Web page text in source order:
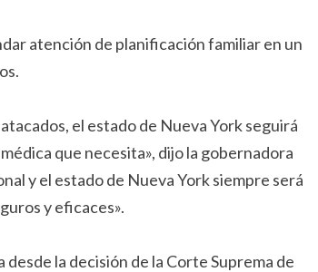
atención de planificación familiar en un
el estado de Nueva York seguirá
que necesita», dijo la gobernadora
y el estado de Nueva York siempre será
y eficaces».
la decisión de la Corte Suprema de